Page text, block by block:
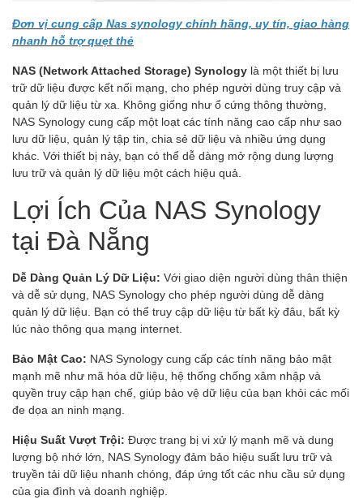
Đơn vị cung cấp Nas synology chính hãng, uy tín, giao hàng
nhanh hỗ trợ quẹt thẻ
NAS (Network Attached Storage) Synology là một thiết bị lưu
trữ dữ liệu được kết nối mạng, cho phép người dùng truy cập và
quản lý dữ liệu từ xa. Không giống như ổ cứng thông thường,
NAS Synology cung cấp một loạt các tính năng cao cấp như sao
lưu dữ liệu, quản lý tập tin, chia sẻ dữ liệu và nhiều ứng dụng
khác. Với thiết bị này, bạn có thể dễ dàng mở rộng dung lượng
lưu trữ và quản lý dữ liệu một cách hiệu quả.
Lợi Ích Của NAS Synology
tại Đà Nẵng
Dễ Dàng Quản Lý Dữ Liệu: Với giao diện người dùng thân thiện
và dễ sử dụng, NAS Synology cho phép người dùng dễ dàng
quản lý dữ liệu. Bạn có thể truy cập dữ liệu từ bất kỳ đâu, bất kỳ
lúc nào thông qua mạng internet.
Bảo Mật Cao: NAS Synology cung cấp các tính năng bảo mật
mạnh mẽ như mã hóa dữ liệu, hệ thống chống xâm nhập và
quyền truy cập hạn chế, giúp bảo vệ dữ liệu của bạn khỏi các mối
đe dọa an ninh mạng.
Hiệu Suất Vượt Trội: Được trang bị vi xử lý mạnh mẽ và dung
lượng bộ nhớ lớn, NAS Synology đảm bảo hiệu suất lưu trữ và
truyền tải dữ liệu nhanh chóng, đáp ứng tốt các nhu cầu sử dụng
của gia đình và doanh nghiệp.